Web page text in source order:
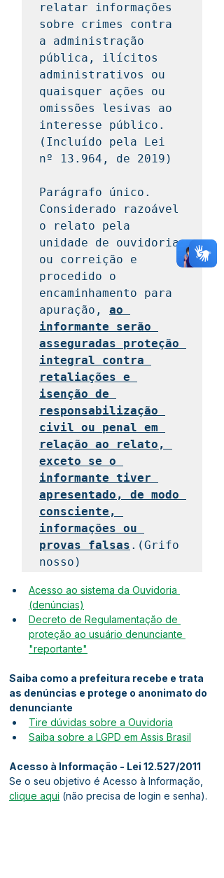
relatar informações
sobre crimes contra
a administração
pública, ilícitos
administrativos ou
quaisquer ações ou
omissões lesivas ao
interesse público.
(Incluído pela Lei
nº 13.964, de 2019)
Parágrafo único.
Considerado razoável
o relato pela
unidade de ouvidoria
ou correição e
procedido o
encaminhamento para
apuração, ao
informante serão
asseguradas proteção
integral contra
retaliações e
isenção de
responsabilização
civil ou penal em
relação ao relato,
exceto se o
informante tiver
apresentado, de modo
consciente,
informações ou
provas falsas .(Grifo
nosso)
Acesso ao sistema da Ouvidoria
(denúncias)
Decreto de Regulamentação de
proteção ao usuário denunciante
"reportante"
Saiba como a prefeitura recebe e trata
as denúncias e protege o anonimato do
denunciante
Tire dúvidas sobre a Ouvidoria
Saiba sobre a LGPD em Assis Brasil
Acesso à Informação - Lei 12.527/2011
Se o seu objetivo é Acesso à Informação,
clique aqui (não precisa de login e senha).